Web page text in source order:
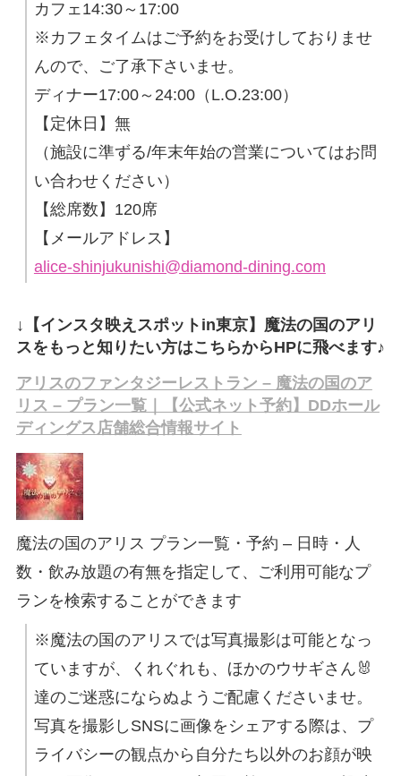
カフェ14:30～17:00
※カフェタイムはご予約をお受けしておりませ
んので、ご了承下さいませ。
ディナー17:00～24:00（L.O.23:00）
【定休日】無
（施設に準ずる/年末年始の営業についてはお問
い合わせください）
【総席数】120席
【メールアドレス】
alice-shinjukunishi@diamond-dining.com
↓【インスタ映えスポットin東京】魔法の国のアリ
スをもっと知りたい方はこちらからHPに飛べます♪
アリスのファンタジーレストラン – 魔法の国のア
リス – プラン一覧｜【公式ネット予約】DDホール
ディングス店舗総合情報サイト
魔法の国のアリス プラン一覧・予約 – 日時・人
数・飲み放題の有無を指定して、ご利用可能なプ
ランを検索することができます
※魔法の国のアリスでは写真撮影は可能となっ
ていますが、くれぐれも、ほかのウサギさん🐰
達のご迷惑にならぬようご配慮くださいませ。
写真を撮影しSNSに画像をシェアする際は、プ
ライバシーの観点から自分たち以外のお顔が映